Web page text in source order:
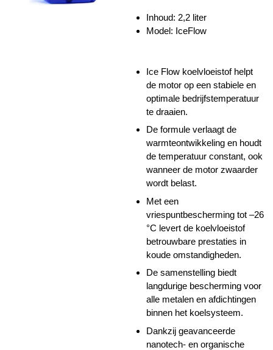
Inhoud: 2,2 liter
Model: IceFlow
Ice Flow koelvloeistof helpt
de motor op een stabiele en
optimale bedrijfstemperatuur
te draaien.
De formule verlaagt de
warmteontwikkeling en houdt
de temperatuur constant, ook
wanneer de motor zwaarder
wordt belast.
Met een
vriespuntbescherming tot –26
°C levert de koelvloeistof
betrouwbare prestaties in
koude omstandigheden.
De samenstelling biedt
langdurige bescherming voor
alle metalen en afdichtingen
binnen het koelsysteem.
Dankzij geavanceerde
nanotech- en organische